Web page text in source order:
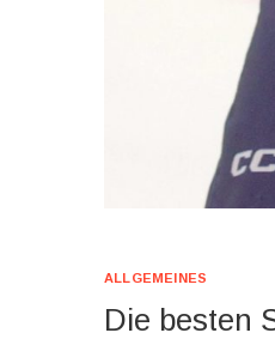
ALLGEMEINES
Die besten